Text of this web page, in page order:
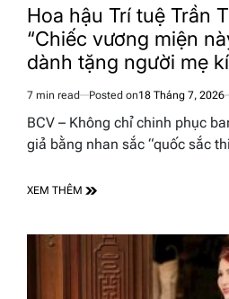
INHoa hậu Trí tuệ Trần
“Chiếc vương miện
dành tặng người mẹ
mình”
Estimated
read
7 min read Posted on18 Tháng 7, 2026
BCV – Không chỉ chinh phục
giả bằng nhan sắc “quốc sắc
XEM THÊM